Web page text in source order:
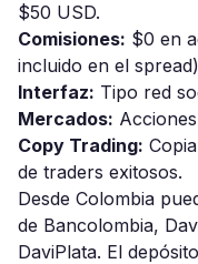
$50 USD.
Comisiones: $0 en
incluido en el
Interfaz: Tipo red
Mercados:
Copy Trading:
de traders exitosos.
Desde Colombia
de Bancolombia,
DaviPlata. El